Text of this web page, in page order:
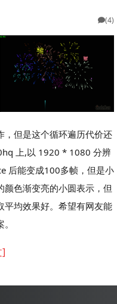
(4)
，但是这个循环遍历代价还
上,以 1920 * 1080 分辨
后能变成100多帧，但是小
色渐变亮的小圆表示，但
平均效果好。希望有网友能
]